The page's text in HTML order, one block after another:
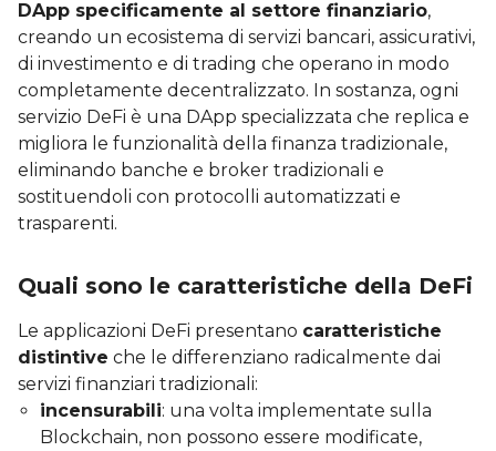
DApp specificamente al settore finanziario,
creando un ecosistema di servizi bancari, assicurativi,
di investimento e di trading che operano in modo
completamente decentralizzato. In sostanza, ogni
servizio DeFi è una DApp specializzata che replica e
migliora le funzionalità della finanza tradizionale,
eliminando banche e broker tradizionali e
sostituendoli con protocolli automatizzati e
trasparenti.
Quali sono le caratteristiche della DeFi
Le applicazioni DeFi presentano caratteristiche
distintive che le differenziano radicalmente dai
servizi finanziari tradizionali:
incensurabili: una volta implementate sulla
Blockchain, non possono essere modificate,